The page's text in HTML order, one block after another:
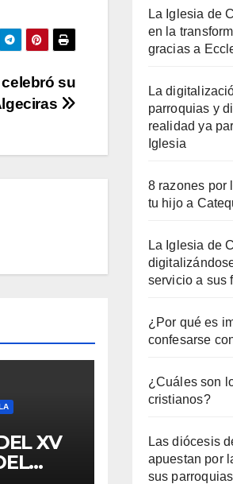
su
XV
La Iglesia de
en la
gracias a
La
parroquias y
realidad ya
Iglesia
8 razones por
tu hijo a
La Iglesia de
servicio a sus
¿Por qué es
confesarse
¿Cuáles son
cristianos?
Las diócesis
apuestan por
sus parroquias